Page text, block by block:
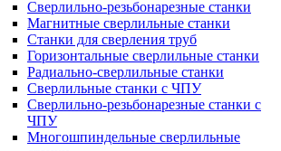
Сверлильно-резьбонарезные станки
Магнитные сверлильные станки
Станки для сверления труб
Горизонтальные сверлильные станки
Радиально-сверлильные станки
Сверлильные станки с ЧПУ
Сверлильно-резьбонарезные станки с
ЧПУ
Многошпиндельные сверлильные